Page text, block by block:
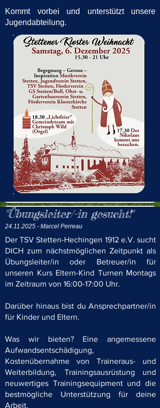
Kommt vorbei und unterstützt unsere
Jugendabteilung.
"Übungsleiter/-in gesucht!"
24.11.2025 - Marcel Perreau
Der TSV Stetten-Hechingen 1912 e.V. sucht
DICH zum nächstmöglichen Zeitpunkt als
Übungsleiter/in oder Betreuer/in für
unseren Kurs Eltern-Kind Turnen Montags
im Zeitraum von 16:00-17:00 Uhr.
Darüber hinaus bist du Ansprechpartner/in
für Kinder und Eltern.
Was wir bieten? Eine angemessene
Aufwandsentschädigung,
Kostenübernahme von Traineraus- und
Weiterbildung, Trainingsausrüstung und
neuwertiges Trainingsequipment und die
bestmögliche Unterstützung für deine
Arbeit.